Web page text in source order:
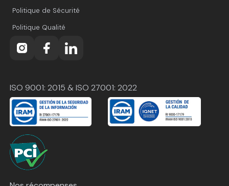
Politique de Sécurité
Politique Qualité
ISO 9001: 2015 & ISO 27001: 2022